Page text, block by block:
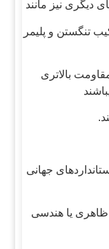
دیگری نیز مانند
تنگستن و پلیمر
بالاتری
جهانی
یا هندسی